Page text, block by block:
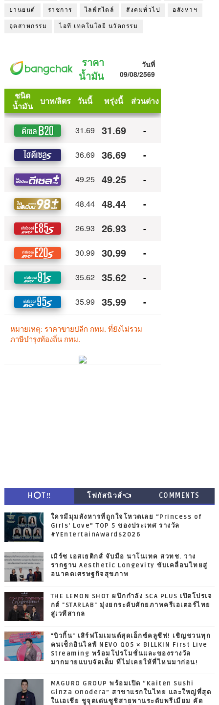
ยานยนต์ ราชการ ไลฟ์สไตล์ สังคมทั่วไป อสังหาฯ
อุตสาหกรรม ไอที เทคโนโลยี นวัตกรรม
H⭕T‼ โฟกัสนิวส์👈 COMMENTS
ใครมีมุมสังหารที่ถูกใจโหวตเลย “Princess of
Girls' Love” TOP 5 ของประเทศ รางวัล
#YEntertainAwards2026
เมิร์ซ เอสเธติกส์ จับมือ นาโนเทค สวทช. วาง
รากฐาน Aesthetic Longevity ขับเคลื่อนไทยสู่
อนาคตเศรษฐกิจสุขภาพ
THE LEMON SHOT ผนึกกำลัง SCA PLUS เปิดโปรเจ
กต์ "STARLAB" มุ่งยกระดับศักยภาพครีเอเตอร์ไทย
สู่เวทีสากล
"บิวกิ้น" เสิร์ฟโมเมนต์สุดเอ็กซ์คลูซีฟ! เชิญชวนทุก
คนเช็กอินไลฟ์ NEVO Q05 × BILLKIN First Live
Streaming พร้อมโปรโมชั่นและของรางวัล
มากมายแบบจัดเต็ม ที่ไม่เคยให้ที่ไหนมาก่อน!
MAGURO GROUP พร้อมเปิด “Kaiten Sushi
Ginza Onodera” สาขาแรกในไทย และใหญ่ที่สุด
ในเอเชีย ชูจุดเด่นซูชิสายพานระดับพรีเมียม คัด